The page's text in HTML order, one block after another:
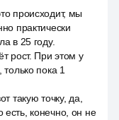
происходит, мы
практически
в 25 году.
рост. При этом у
пока 1
такую точку, да,
есть, конечно, он не